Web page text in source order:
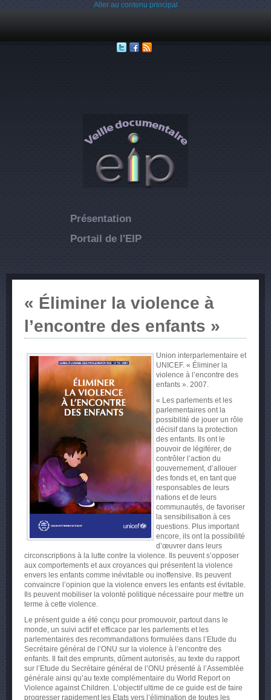
Aller au contenu principal
Présentation
Portail de l'EIP
« Éliminer la violence à
l’encontre des enfants »
Union interparlementaire et
UNICEF. « Éliminer la
violence à l’encontre des
enfants ». 2007.
« Les parlements et les
parlementaires ont la
possibilité de jouer un rôle
décisif dans la protection
des enfants. Ils ont le
pouvoir de légiférer, de
contrôler l’action du
gouvernement, d’allouer
des fonds et, en tant que
responsables de leurs
nations et de leurs
communautés, de favoriser
la sensibilisation à ces
questions. Plus important
encore, ils ont la possibilité
d’œuvrer dans leurs
circonscriptions à la lutte contre la violence. Ils peuvent s’opposer
aux comportements et aux croyances qui présentent la violence
envers les enfants comme inévitable ou inoffensive. Ils peuvent
convaincre l’opinion que la violence envers les enfants est évitable.
Ils peuvent mobiliser la volonté politique nécessaire pour mettre un
terme à cette violence.
Le présent guide a été conçu pour promouvoir, partout dans le
monde, un suivi actif et efficace par les parlements et les
parlementaires des recommandations formulées dans l’Etude du
Secrétaire général de l’ONU sur la violence à l’encontre des
enfants. Il fait des emprunts, dûment autorisés, au texte du rapport
sur l’Etude du Secrétaire général de l’ONU présenté à l’Assemblée
générale ainsi qu’au texte complémentaire du World Report on
Violence against Children. L’objectif ultime de ce guide est de faire
progresser rapidement les Etats vers l’élimination de toutes les